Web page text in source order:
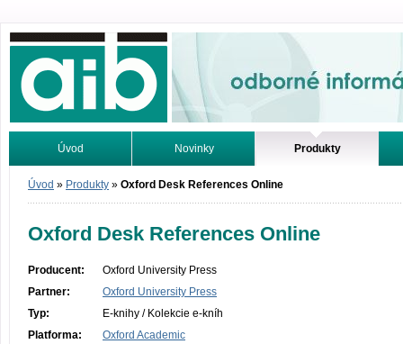
Odborné informácie. Online.
Úvod Novinky Produkty
Vyhľadávanie Tutoriály
Úvod » Produkty » Oxford Desk References Online
Oxford Desk References Online
Producent:
Oxford University Press
Partner:
Oxford University Press
Typ:
E-knihy / Kolekcie e-kníh
Platforma:
Oxford Academic